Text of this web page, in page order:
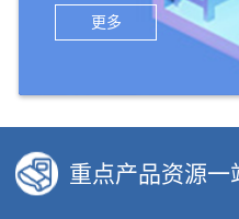
及环科院、中科院、农科
构，还有中小学、幼儿园
更多
重点产品资源一